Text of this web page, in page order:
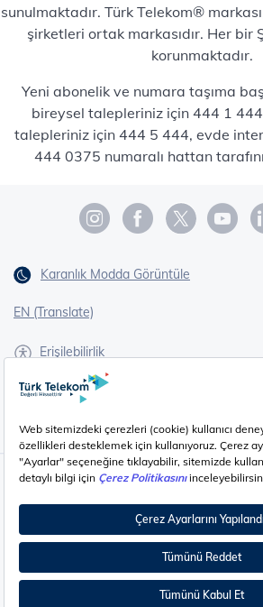
sunulmaktadır. Türk Telekom®
şirketleri ortak markasıdır. Her bir
korunmaktadır.
Yeni abonelik ve numara taşıma
bireysel talepleriniz için 444 1
talepleriniz için 444 5 444, evde
444 0375 numaralı hattan
Karanlık Modda Görüntüle
EN (Translate)
Erişilebilirlik
İşaret Dili Çevirisi
Çerez Ayarları